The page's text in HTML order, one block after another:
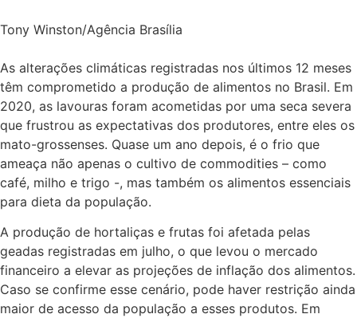
Tony Winston/Agência Brasília
As alterações climáticas registradas nos últimos 12 meses
têm comprometido a produção de alimentos no Brasil. Em
2020, as lavouras foram acometidas por uma seca severa
que frustrou as expectativas dos produtores, entre eles os
mato-grossenses. Quase um ano depois, é o frio que
ameaça não apenas o cultivo de commodities – como
café, milho e trigo -, mas também os alimentos essenciais
para dieta da população.
A produção de hortaliças e frutas foi afetada pelas
geadas registradas em julho, o que levou o mercado
financeiro a elevar as projeções de inflação dos alimentos.
Caso se confirme esse cenário, pode haver restrição ainda
maior de acesso da população a esses produtos. Em